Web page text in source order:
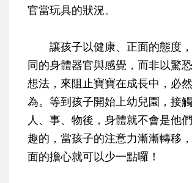
官當玩具的狀況。
讓孩子以健康、正面的態度
同的身體器官與感覺，而非以驚
想法，來阻止寶寶在成長中，必
為。等到孩子開始上幼兒園，接
人、事、物後，身體就不會是他
趣的，當孩子的注意力漸漸轉移
面的擔心就可以少一點囉！